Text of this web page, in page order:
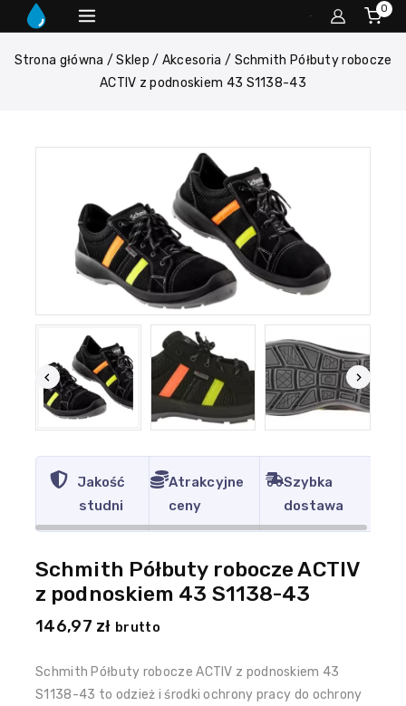
0
Strona główna / Sklep / Akcesoria / Schmith Półbuty robocze
ACTIV z podnoskiem 43 S1138-43
Jakość
studni
Atrakcyjne
ceny
Szybka
dostawa
Schmith Półbuty robocze ACTIV
z podnoskiem 43 S1138-43
146,97 zł brutto
Schmith Półbuty robocze ACTIV z podnoskiem 43
S1138-43 to odzież i środki ochrony pracy do ochrony